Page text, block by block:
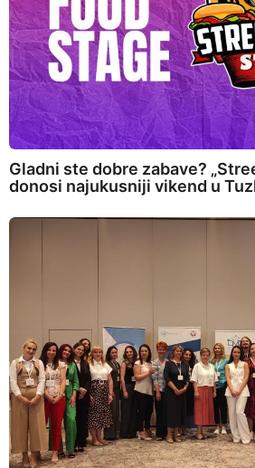
Gladni ste dobre zabave?
donosi najukusniji vikend u